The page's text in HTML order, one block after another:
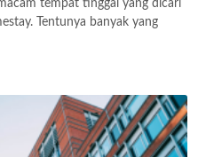
tempat tinggal yang dicari
Tentunya banyak yang